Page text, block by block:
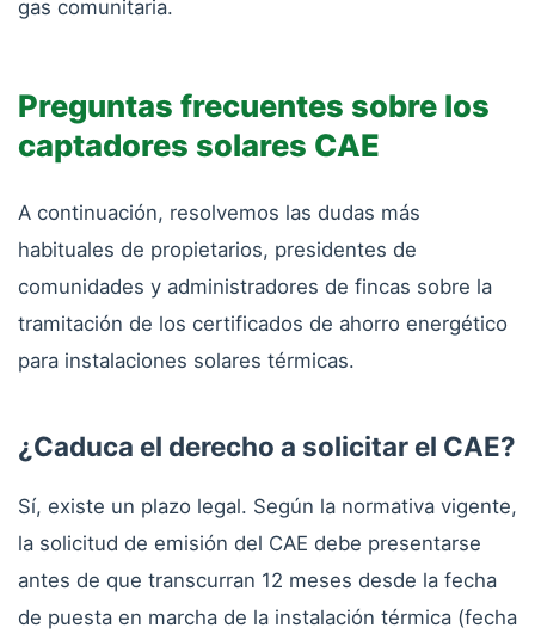
gas comunitaria.
Preguntas frecuentes sobre los
captadores solares CAE
A continuación, resolvemos las dudas más
habituales de propietarios, presidentes de
comunidades y administradores de fincas sobre la
tramitación de los certificados de ahorro energético
para instalaciones solares térmicas.
¿Caduca el derecho a solicitar el CAE?
Sí, existe un plazo legal. Según la normativa vigente,
la solicitud de emisión del CAE debe presentarse
antes de que transcurran 12 meses desde la fecha
de puesta en marcha de la instalación térmica (fecha